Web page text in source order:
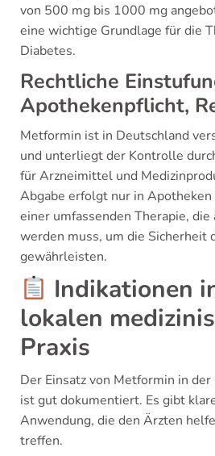
von 500 mg bis 1000 mg
eine wichtige Grundlage für die
Diabetes.
Rechtliche
Apothekenpflicht,
Metformin ist in Deutschland
und unterliegt der Kontrolle
für Arzneimittel und
Abgabe erfolgt nur in
einer umfassenden Therapie,
werden muss, um die Sicherheit
gewährleisten.
Indikationen
lokalen
Praxis
Der Einsatz von Metformin in
ist gut dokumentiert. Es gibt
Anwendung, die den Ärzten
treffen.